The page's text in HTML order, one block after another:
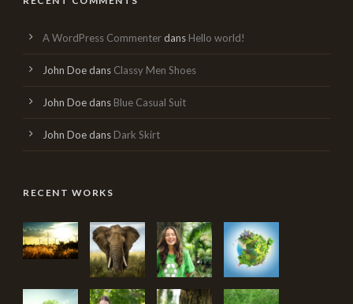
A WordPress Commenterdans Hello world!
John Doedans Classy Men Shoes
John Doedans Blue Casual Suit
John Doedans Dark Skirt
RECENT WORKS